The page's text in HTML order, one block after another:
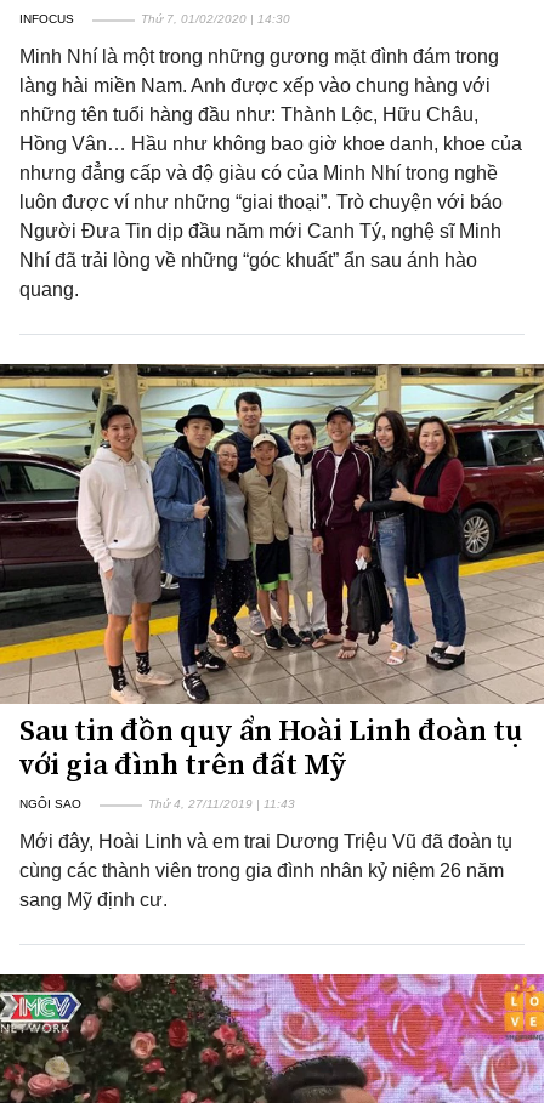
INFOCUS Thứ 7, 01/02/2020 | 14:30
Minh Nhí là một trong những gương mặt đình đám trong
làng hài miền Nam. Anh được xếp vào chung hàng với
những tên tuổi hàng đầu như: Thành Lộc, Hữu Châu,
Hồng Vân… Hầu như không bao giờ khoe danh, khoe của
nhưng đẳng cấp và độ giàu có của Minh Nhí trong nghề
luôn được ví như những “giai thoại”. Trò chuyện với báo
Người Đưa Tin dịp đầu năm mới Canh Tý, nghệ sĩ Minh
Nhí đã trải lòng về những “góc khuất” ẩn sau ánh hào
quang.
Sau tin đồn quy ẩn Hoài Linh đoàn tụ
với gia đình trên đất Mỹ
NGÔI SAO Thứ 4, 27/11/2019 | 11:43
Mới đây, Hoài Linh và em trai Dương Triệu Vũ đã đoàn tụ
cùng các thành viên trong gia đình nhân kỷ niệm 26 năm
sang Mỹ định cư.